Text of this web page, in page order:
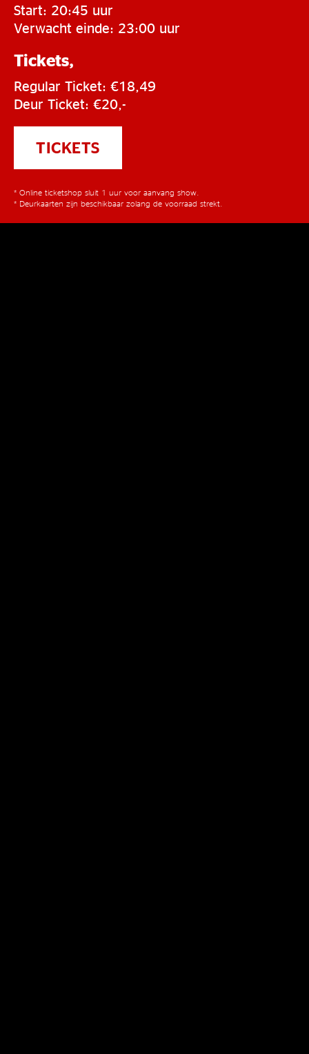
Start: 20:45 uur
Verwacht einde: 23:00 uur
Tickets,
Regular Ticket: €18,49
Deur Ticket: €20,-
TICKETS
* Online ticketshop sluit 1 uur voor aanvang show.
* Deurkaarten zijn beschikbaar zolang de voorraad strekt.